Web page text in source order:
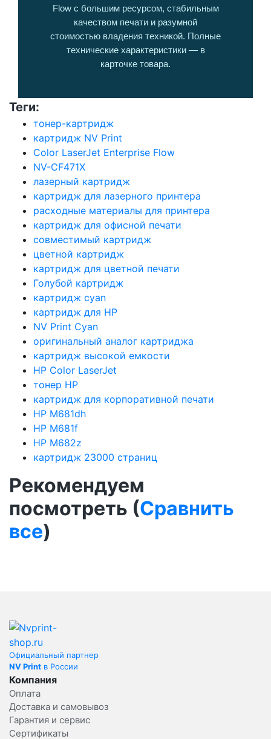
Flow с большим ресурсом, стабильным
качеством печати и разумной
стоимостью владения техникой. Полные
технические характеристики — в
карточке товара.
Теги:
тонер-картридж
картридж NV Print
Color LaserJet Enterprise Flow
NV-CF471X
лазерный картридж
картридж для лазерного принтера
расходные материалы для принтера
картридж для офисной печати
совместимый картридж
цветной картридж
картридж для цветной печати
Голубой картридж
картридж cyan
картридж для HP
NV Print Cyan
оригинальный аналог картриджа
картридж высокой емкости
HP Color LaserJet
тонер HP
картридж для корпоративной печати
HP M681dh
HP M681f
HP M682z
картридж 23000 страниц
Рекомендуем
посмотреть (Сравнить
все)
Официальный партнер
NV Print в России
Компания
Оплата
Доставка и самовывоз
Гарантия и сервис
Сертификаты